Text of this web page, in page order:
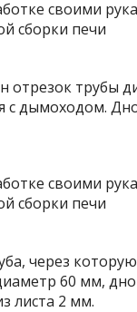
отрезок трубы
с дымоходом.
через
60 мм, дно
листа 2 мм.